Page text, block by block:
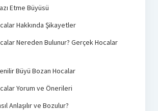
Etme Büyüsü
Hakkında Şikayetler
Nereden Bulunur? Gerçek Hocalar
Büyü Bozan Hocalar
Yorum ve Önerileri
Anlaşılır ve Bozulur?